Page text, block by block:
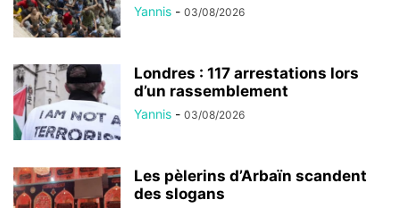
Yannis - 03/08/2026
Londres : 117 arrestations lors
d’un rassemblement
Yannis - 03/08/2026
Les pèlerins d’Arbaïn scandent
des slogans